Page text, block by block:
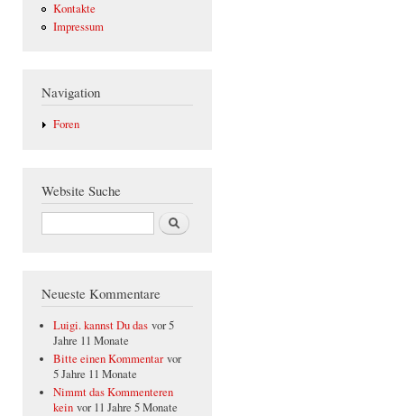
Kontakte
Impressum
Navigation
Foren
Website Suche
Suche
Neueste Kommentare
Luigi. kannst Du das vor 5
Jahre 11 Monate
Bitte einen Kommentar vor
5 Jahre 11 Monate
Nimmt das Kommenteren
kein vor 11 Jahre 5 Monate